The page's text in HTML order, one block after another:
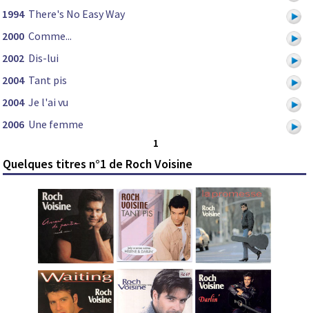
1994 There's No Easy Way
2000 Comme...
2002 Dis-lui
2004 Tant pis
2004 Je l'ai vu
2006 Une femme
1
Quelques titres n°1 de Roch Voisine